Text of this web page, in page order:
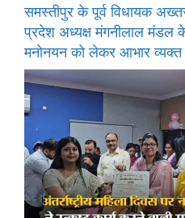
समस्तीपुर के पूर्व विधायक
प्रदेश अध्यक्ष मंगनीलाल मंडल के
मनोनयन को लेकर आभार व्यक्त